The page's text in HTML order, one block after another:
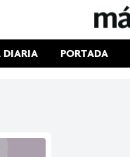
DIARIA PORTADA